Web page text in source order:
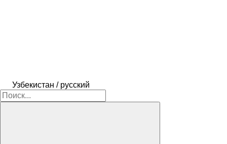
Узбекистан / русский